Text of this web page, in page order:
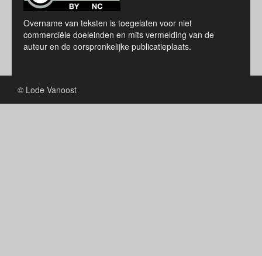
Overname van teksten is toegelaten voor niet
commerciële doeleinden en mits vermelding van de
auteur en de oorspronkelijke publicatieplaats.
© Lode Vanoost